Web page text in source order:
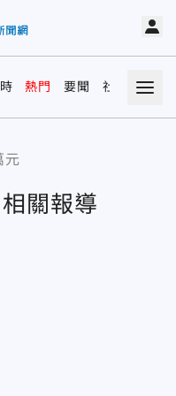
熱門 要聞 社會 娛樂
元
相關報導